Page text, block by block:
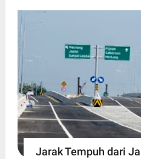
Jarak Tempuh dari